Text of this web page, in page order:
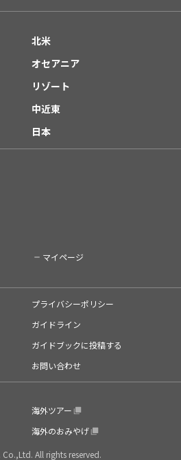
北米
オセアニア
リゾート
中近東
日本
マイページ
プライバシーポリシー
ガイドライン
ガイドブックに投稿する
お問い合わせ
海外ツアー
海外のおみやげ
All rights reserved.